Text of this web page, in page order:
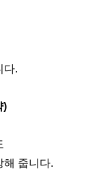
다.
)
해 줍니다.